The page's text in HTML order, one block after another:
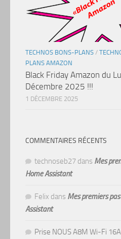
TECHNOS BONS-PLANS /
PLANS AMAZON
Black Friday Amazon du
Décembre 2025 !!!
1 DÉCEMBRE 2025
COMMENTAIRES RÉCENTS
technoseb27 dans Mes
Home Assistant
Felix dans Mes premiers
Assistant
Prise NOUS A8M Wi-Fi